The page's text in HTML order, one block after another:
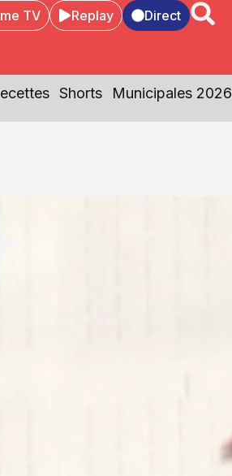
TV Replay Direct
Shorts Municipales 2026